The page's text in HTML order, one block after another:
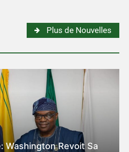
Plus de Nouvelles
Washington Revoit Sa